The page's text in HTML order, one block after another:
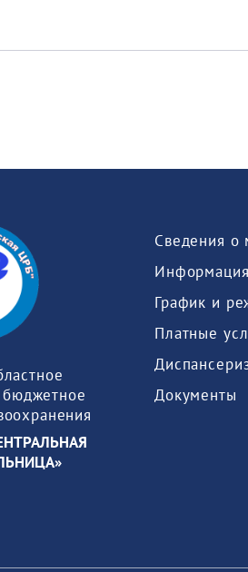
бюджетное
График и
Платные
Документы